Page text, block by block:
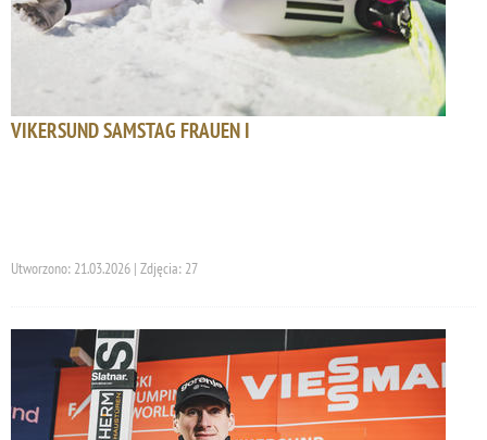
VIKERSUND SAMSTAG FRAUEN I
Utworzono: 21.03.2026 | Zdjęcia: 27